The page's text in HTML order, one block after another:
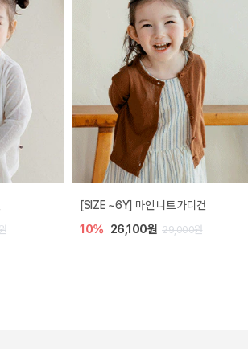
수트
원
밀라 아기 셋업
20% 35,200원